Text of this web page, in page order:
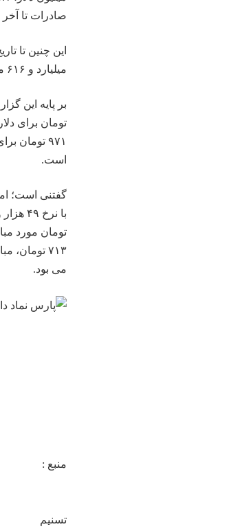
صادرات تا آخر ۱۹ روز شهریور ماه سال جاری دریافت کرده‌اند،
میلیارد و ۶۱۶ میلیون دلار ارز توافقی یا واردات در روبه رو صادرات دریافت کرده‌اند.
است.
می بود.
منبع :
تسنیم